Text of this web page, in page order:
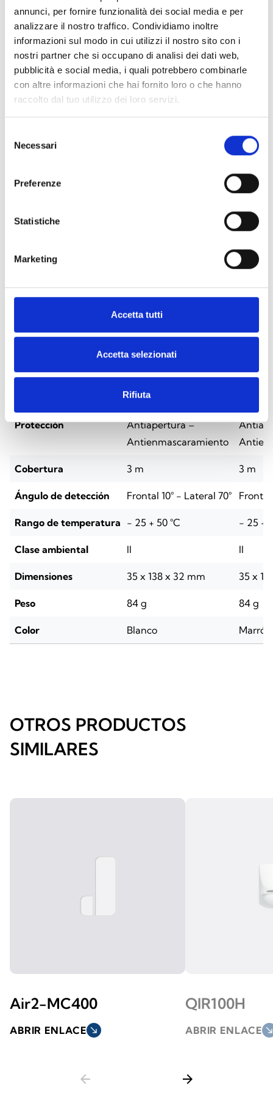
annunci, per fornire funzionalità dei social media e per
analizzare il nostro traffico. Condividiamo inoltre
informazioni sul modo in cui utilizzi il nostro sito con i
nostri partner che si occupano di analisi dei dati web,
pubblicità e social media, i quali potrebbero combinarle
con altre informazioni che hai fornito loro o che hanno
raccolto dal tuo utilizzo dei loro servizi.
delNecessari
Preferenze
Statistiche
Marketing
Accetta tutti
Accetta selezionati
Rifiuta
con doble tecnología y función
blanco
Air2-QDT600W/M
Detector tipo cortina inalámbrico
con doble tecnología y función
antienmascaramiento, color
Especificaciones técnicas
Air2-QDT600WB Air2-
alimentación
– 3 V (duración
estimada 3 años)
– 3 V
Protección
Antiapertura –
Antienmascaramiento
Cobertura 3 m 3 m
Ángulo de detección Frontal 10° - Lateral 70° Frontal
Rango de temperatura - 25 + 50 °C - 25 +
Clase ambiental II II
Dimensiones 35 x 138 x 32 mm 35 x
Peso 84 g 84 g
Color Blanco Marrón
OTROS PRODUCTOS
SIMILARES
Air2-MC400
ABRIR ENLACE south_east
QIR100H
ABRIR ENLACE
arrow_back arrow_forward